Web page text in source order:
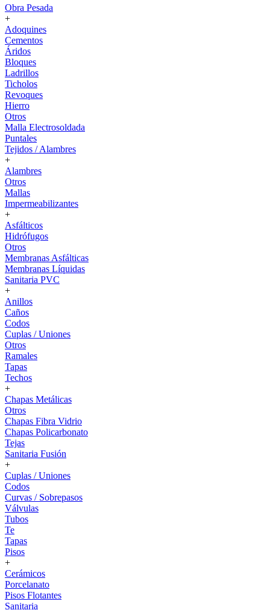
Obra Pesada
+
Adoquines
Cementos
Áridos
Bloques
Ladrillos
Ticholos
Revoques
Hierro
Otros
Malla Electrosoldada
Puntales
Tejidos / Alambres
+
Alambres
Otros
Mallas
Impermeabilizantes
+
Asfálticos
Hidrófugos
Otros
Membranas Asfálticas
Membranas Líquidas
Sanitaria PVC
+
Anillos
Caños
Codos
Cuplas / Uniones
Otros
Ramales
Tapas
Techos
+
Chapas Metálicas
Otros
Chapas Fibra Vidrio
Chapas Policarbonato
Tejas
Sanitaria Fusión
+
Cuplas / Uniones
Codos
Curvas / Sobrepasos
Válvulas
Tubos
Te
Tapas
Pisos
+
Cerámicos
Porcelanato
Pisos Flotantes
Sanitaria